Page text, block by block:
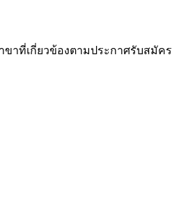
าที่เกี่ยวข้องตามประกาศรับสมัคร